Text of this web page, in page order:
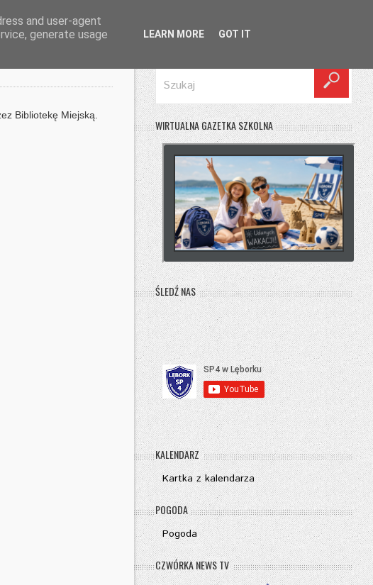
Bibliotekę Miejską.
WIRTUALNA GAZETKA SZKOLNA
ŚLEDŹ NAS
KALENDARZ
Kartka z kalendarza
POGODA
Pogoda
CZWÓRKA NEWS TV
and user-agent
generate usage
LEARN MORE GOT IT